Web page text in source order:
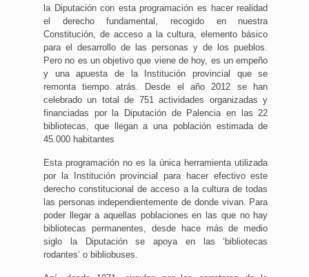
la Diputación con esta programación es hacer realidad
el derecho fundamental, recogido en nuestra
Constitución, de acceso a la cultura, elemento básico
para el desarrollo de las personas y de los pueblos.
Pero no es un objetivo que viene de hoy, es un empeño
y una apuesta de la Institución provincial que se
remonta tiempo atrás. Desde el año 2012 se han
celebrado un total de 751 actividades organizadas y
financiadas por la Diputación de Palencia en las 22
bibliotecas, que llegan a una población estimada de
45.000 habitantes
Esta programación no es la única herramienta utilizada
por la Institución provincial para hacer efectivo este
derecho constitucional de acceso a la cultura de todas
las personas independientemente de donde vivan. Para
poder llegar a aquellas poblaciones en las que no hay
bibliotecas permanentes, desde hace más de medio
siglo la Diputación se apoya en las ‘bibliotecas
rodantes’ o bibliobuses.